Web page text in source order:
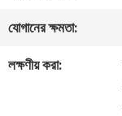
যোগানের ক্ষমতা:
লক্ষণীয় করা: